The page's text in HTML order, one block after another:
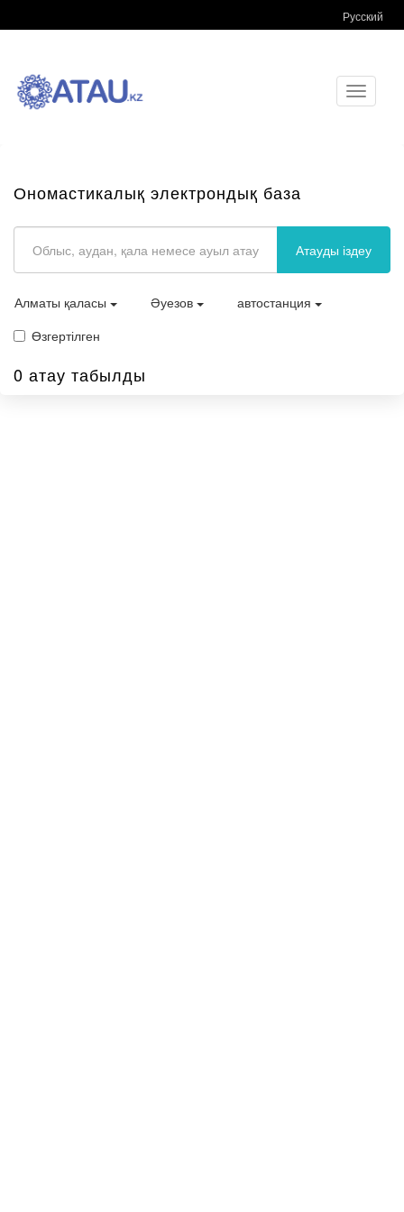
Русский
Toggle
Ономастикалық электрондық база
Атауды іздеу
Алматы қаласы Әуезов
автостанция
Өзгертілген
0 атау табылды